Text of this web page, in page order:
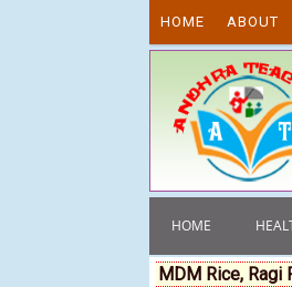
HOME ABOUT
HOME
MDM Rice,